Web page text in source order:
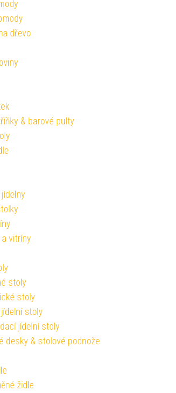
dřevo
& barové pulty
vitríny
stoly
stoly
stoly
jídelní stoly
desky & stolové podnože
židle